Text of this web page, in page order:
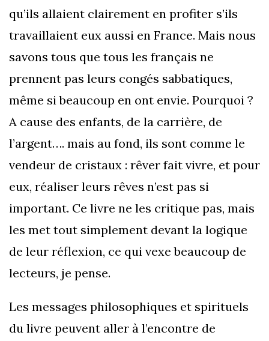
qu’ils allaient clairement en profiter s’ils
travaillaient eux aussi en France. Mais nous
savons tous que tous les français ne
prennent pas leurs congés sabbatiques,
même si beaucoup en ont envie. Pourquoi ?
A cause des enfants, de la carrière, de
l’argent…. mais au fond, ils sont comme le
vendeur de cristaux : rêver fait vivre, et pour
eux, réaliser leurs rêves n’est pas si
important. Ce livre ne les critique pas, mais
les met tout simplement devant la logique
de leur réflexion, ce qui vexe beaucoup de
lecteurs, je pense.
Les messages philosophiques et spirituels
du livre peuvent aller à l’encontre de